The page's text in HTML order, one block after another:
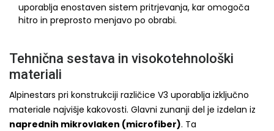
uporablja enostaven sistem pritrjevanja, kar omogoča
hitro in preprosto menjavo po obrabi.
Tehnična sestava in visokotehnološki
materiali
Alpinestars pri konstrukciji različice V3 uporablja izključno
materiale najvišje kakovosti. Glavni zunanji del je izdelan iz
naprednih mikrovlaken (microfiber). Ta